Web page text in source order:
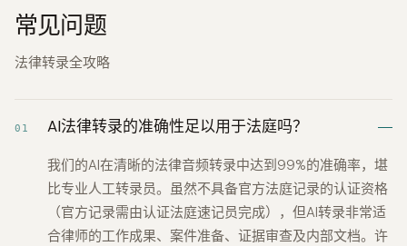
常见问题
法律转录全攻略
01 AI法律转录的准确性足以用于法庭吗？
我们的AI在清晰的法律音频转录中达到99%的准确率，堪
比专业人工转录员。虽然不具备官方法庭记录的认证资格
（官方记录需由认证法庭速记员完成），但AI转录非常适
合律师的工作成果、案件准备、证据审查及内部文档。许